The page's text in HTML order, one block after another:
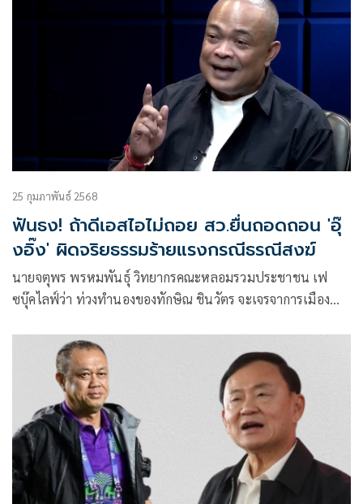
25 กุมภาพันธ์ 2568
ฟันธง! ถ้าดีเอสไอไม่ถอย สว.ยื่นถอดถอน 'อุ๊
งอิ๊ง' ผิดจริยธรรมร้ายแรงกรณีธรณีสงฆ์
นายจตุพร พรหมพันธุ์ วิทยากรคณะหลอมรวมประชาชน เฟ
ซบุ๊คไลฟ์ว่า ท่วงทำนองของทักษิณ ชินวัตร จะเจรจาการเมือง